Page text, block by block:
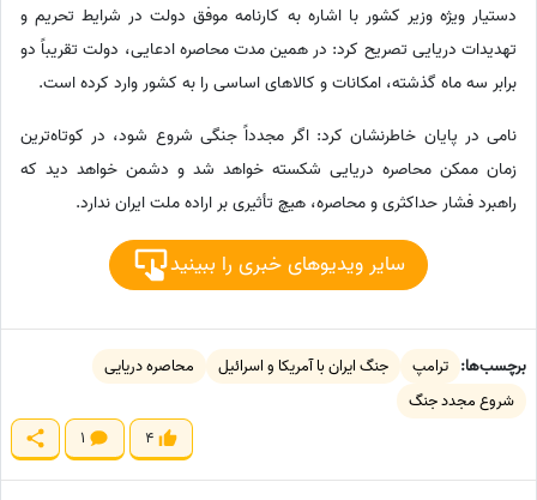
دستیار ویژه وزیر کشور با اشاره به کارنامه موفق دولت در شرایط تحریم و
تهدیدات دریایی تصریح کرد: در همین مدت محاصره ادعایی، دولت تقریباً دو
برابر سه ماه گذشته، امکانات و کالاهای اساسی را به کشور وارد کرده است.
نامی در پایان خاطرنشان کرد: اگر مجدداً جنگی شروع شود، در کوتاه‌ترین
زمان ممکن محاصره دریایی شکسته خواهد شد و دشمن خواهد دید که
راهبرد فشار حداکثری و محاصره، هیچ تأثیری بر اراده ملت ایران ندارد.
سایر ویدیوهای خبری را ببینید
برچسب‌ها: ترامپ جنگ ایران با آمریکا و اسرائیل
محاصره دریایی
شروع مجدد جنگ
4
1